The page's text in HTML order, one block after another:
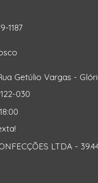
1187
Getúlio Vargas -
030
LTDA -